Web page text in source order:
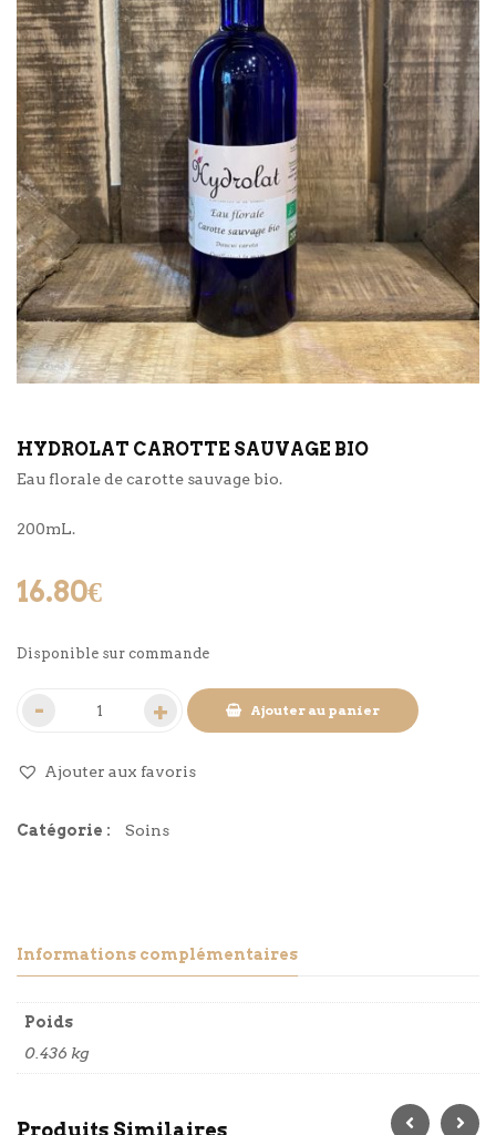
HYDROLAT CAROTTE SAUVAGE BIO
Eau florale de carotte sauvage bio.
200mL.
16.80€
Disponible sur commande
Ajouter au panier
Ajouter aux favoris
Catégorie : Soins
Informations complémentaires
Poids
0.436 kg
Produits Similaires